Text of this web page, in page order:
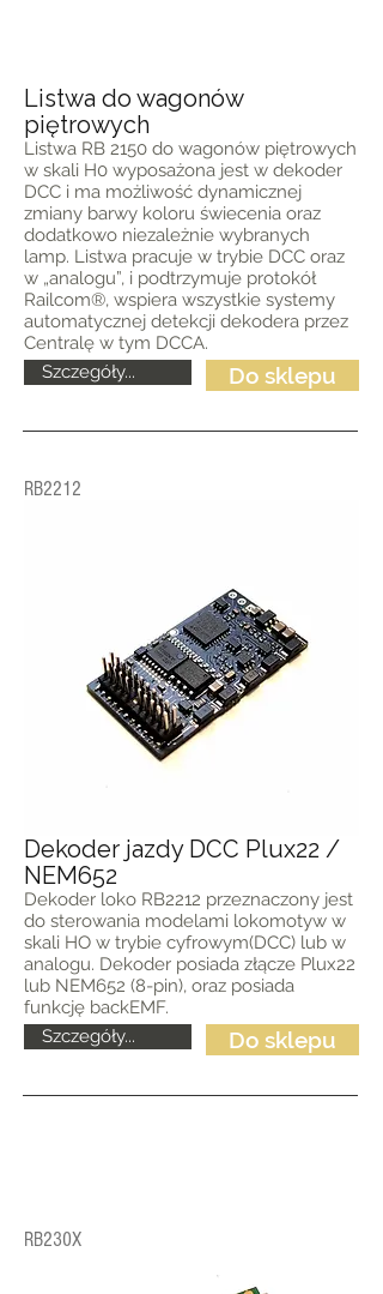
Listwa do wagonów
piętrowych
Listwa RB 2150 do wagonów piętrowych
w skali H0 wyposażona jest w dekoder
DCC i ma możliwość dynamicznej
zmiany barwy koloru świecenia oraz
dodatkowo niezależnie wybranych
lamp. Listwa pracuje w trybie DCC oraz
w „analogu”, i podtrzymuje protokół
Railcom®, wspiera wszystkie systemy
automatycznej detekcji dekodera przez
Centralę w tym DCCA.
Szczegóły...
Do sklepu
RB2212
Dekoder jazdy DCC Plux22 /
NEM652
Dekoder loko RB2212 przeznaczony jest
do sterowania modelami lokomotyw w
skali HO w trybie cyfrowym(DCC) lub w
analogu. Dekoder posiada złącze Plux22
lub NEM652 (8-pin), oraz posiada
funkcję backEMF.
Szczegóły...
Do sklepu
RB230X